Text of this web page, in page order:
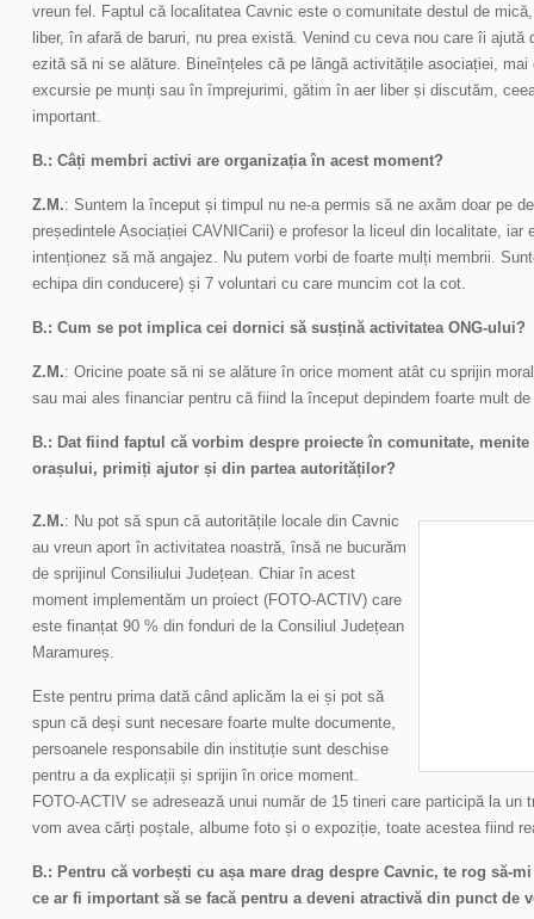
vreun fel. Faptul că localitatea Cavnic este o comunitate destul de
liber, în afară de baruri, nu prea există. Venind cu ceva nou care îi
ezită să ni se alăture. Bineînțeles că pe lângă activitățile asociației,
excursie pe munți sau în împrejurimi, gătim în aer liber și discutăm,
important.
B.: Câți membri activi are organizația în acest moment?
Z.M.: Suntem la început și timpul nu ne-a permis să ne axăm doar pe
președintele Asociației CAVNICarii) e profesor la liceul din localitate,
intenționez să mă angajez. Nu putem vorbi de foarte mulți membrii.
echipa din conducere) și 7 voluntari cu care muncim cot la cot.
B.: Cum se pot implica cei dornici să susțină activitatea ONG-ului?
Z.M.: Oricine poate să ni se alăture în orice moment atât cu sprijin
sau mai ales financiar pentru că fiind la început depindem foarte mult
B.: Dat fiind faptul că vorbim despre proiecte în comunitate,
orașului, primiți ajutor și din partea autorităților?
Z.M.: Nu pot să spun că autoritățile locale din Cavnic
au vreun aport în activitatea noastră, însă ne bucurăm
de sprijinul Consiliului Județean. Chiar în acest
moment implementăm un proiect (FOTO-ACTIV) care
este finanțat 90 % din fonduri de la Consiliul Județean
Maramureș.
Este pentru prima dată când aplicăm la ei și pot să
spun că deși sunt necesare foarte multe documente,
persoanele responsabile din instituție sunt deschise
pentru a da explicații și sprijin în orice moment.
FOTO-ACTIV se adresează unui număr de 15 tineri care participă la un
vom avea cărți poștale, albume foto și o expoziție, toate acestea fiind
B.: Pentru că vorbești cu așa mare drag despre Cavnic, te rog să-
ce ar fi important să se facă pentru a deveni atractivă din punct de